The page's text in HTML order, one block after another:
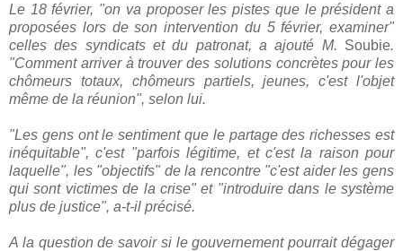
Le 18 février, "on va proposer les pistes que le président a
proposées lors de son intervention du 5 février, examiner"
celles des syndicats et du patronat, a ajouté M. Soubie.
"Comment arriver à trouver des solutions concrètes pour les
chômeurs totaux, chômeurs partiels, jeunes, c'est l'objet
même de la réunion", selon lui.
"Les gens ont le sentiment que le partage des richesses est
inéquitable", c'est "parfois légitime, et c'est la raison pour
laquelle", les "objectifs" de la rencontre "c'est aider les gens
qui sont victimes de la crise" et "introduire dans le système
plus de justice", a-t-il précisé.
A la question de savoir si le gouvernement pourrait dégager